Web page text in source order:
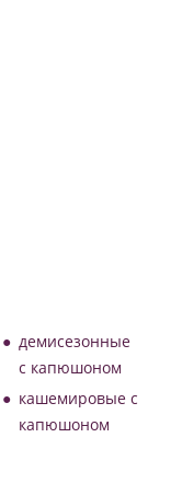
демисезонные
с капюшоном
кашемировые с
капюшоном